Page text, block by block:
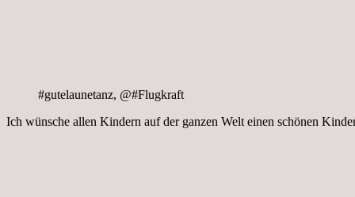
#gutelaunetanz, @#Flugkraft
Ich wünsche allen Kindern auf der ganzen Welt einen schönen